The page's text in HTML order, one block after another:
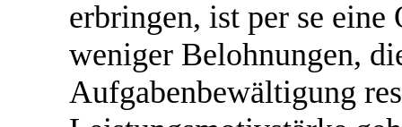
erbringen, ist per se
weniger Belohnungen,
Aufgabenbewältigung